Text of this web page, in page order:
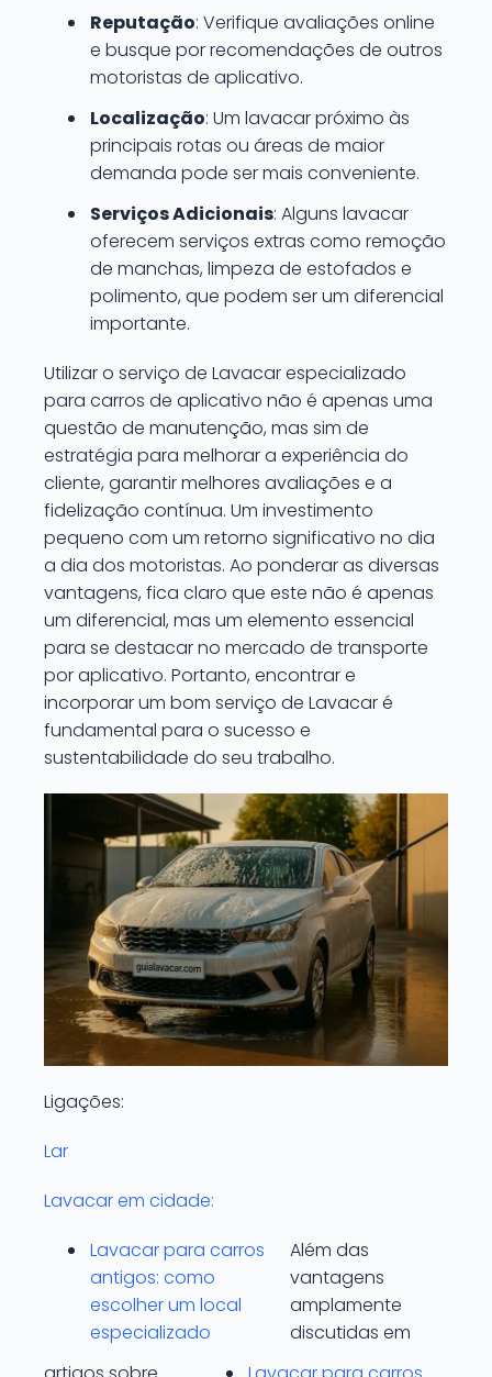
Reputação: Verifique avaliações online
e busque por recomendações de outros
motoristas de aplicativo.
Localização: Um lavacar próximo às
principais rotas ou áreas de maior
demanda pode ser mais conveniente.
Serviços Adicionais: Alguns lavacar
oferecem serviços extras como remoção
de manchas, limpeza de estofados e
polimento, que podem ser um diferencial
importante.
Utilizar o serviço de Lavacar especializado
para carros de aplicativo não é apenas uma
questão de manutenção, mas sim de
estratégia para melhorar a experiência do
cliente, garantir melhores avaliações e a
fidelização contínua. Um investimento
pequeno com um retorno significativo no dia
a dia dos motoristas. Ao ponderar as diversas
vantagens, fica claro que este não é apenas
um diferencial, mas um elemento essencial
para se destacar no mercado de transporte
por aplicativo. Portanto, encontrar e
incorporar um bom serviço de Lavacar é
fundamental para o sucesso e
sustentabilidade do seu trabalho.
Ligações:
Lar
Lavacar em cidade:
Lavacar para carros
antigos: como
escolher um local
especializado
Além das
vantagens
amplamente
discutidas em